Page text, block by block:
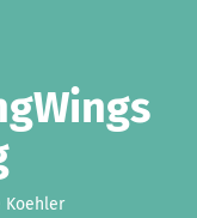
Koehler